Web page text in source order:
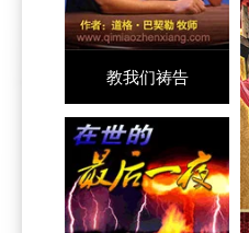
教我们祷告